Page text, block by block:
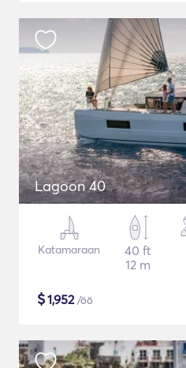
Lagoon 40
Katamaraan
40 ft
12 m
$1,952/öö